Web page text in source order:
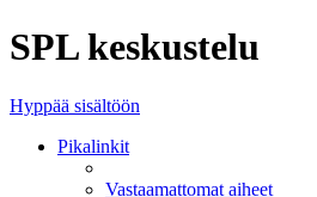
SPL keskustelu
Hyppää sisältöön
Pikalinkit
Vastaamattomat aiheet